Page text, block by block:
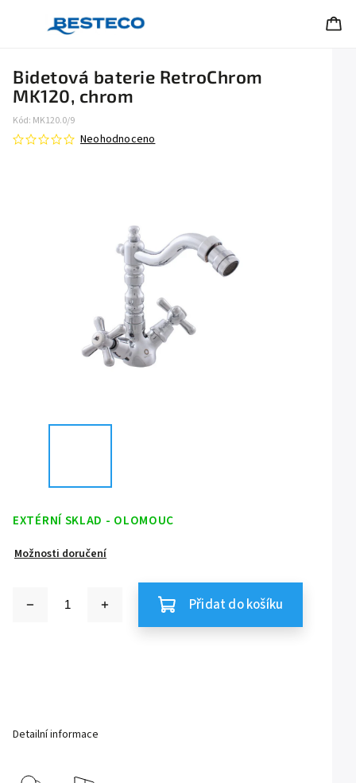
Bidetová baterie RetroChrom
MK120, chrom
Kód: MK120.0/9
Neohodnoceno
EXTÉRNÍ SKLAD - OLOMOUC
Možnosti doručení
Přidat do košíku
Detailní informace